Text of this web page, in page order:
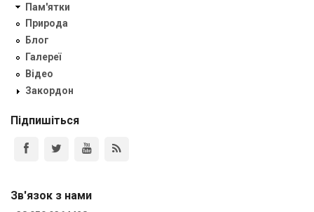
Пам'ятки
Природа
Блог
Галереї
Відео
Закордон
Підпишіться
Зв'язок з нами